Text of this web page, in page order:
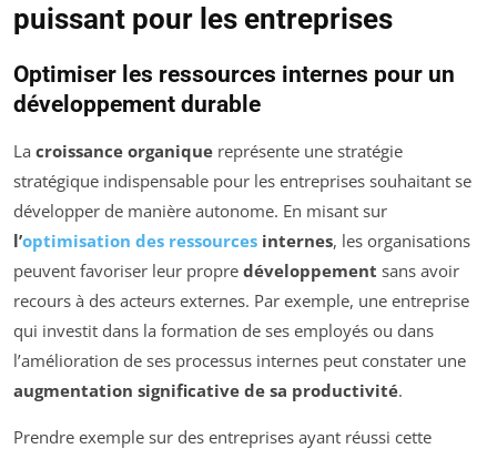
puissant pour les entreprises
Optimiser les ressources internes pour un
développement durable
La croissance organique représente une stratégie
stratégique indispensable pour les entreprises souhaitant se
développer de manière autonome. En misant sur
l’optimisation des ressources internes, les organisations
peuvent favoriser leur propre développement sans avoir
recours à des acteurs externes. Par exemple, une entreprise
qui investit dans la formation de ses employés ou dans
l’amélioration de ses processus internes peut constater une
augmentation significative de sa productivité.
Prendre exemple sur des entreprises ayant réussi cette